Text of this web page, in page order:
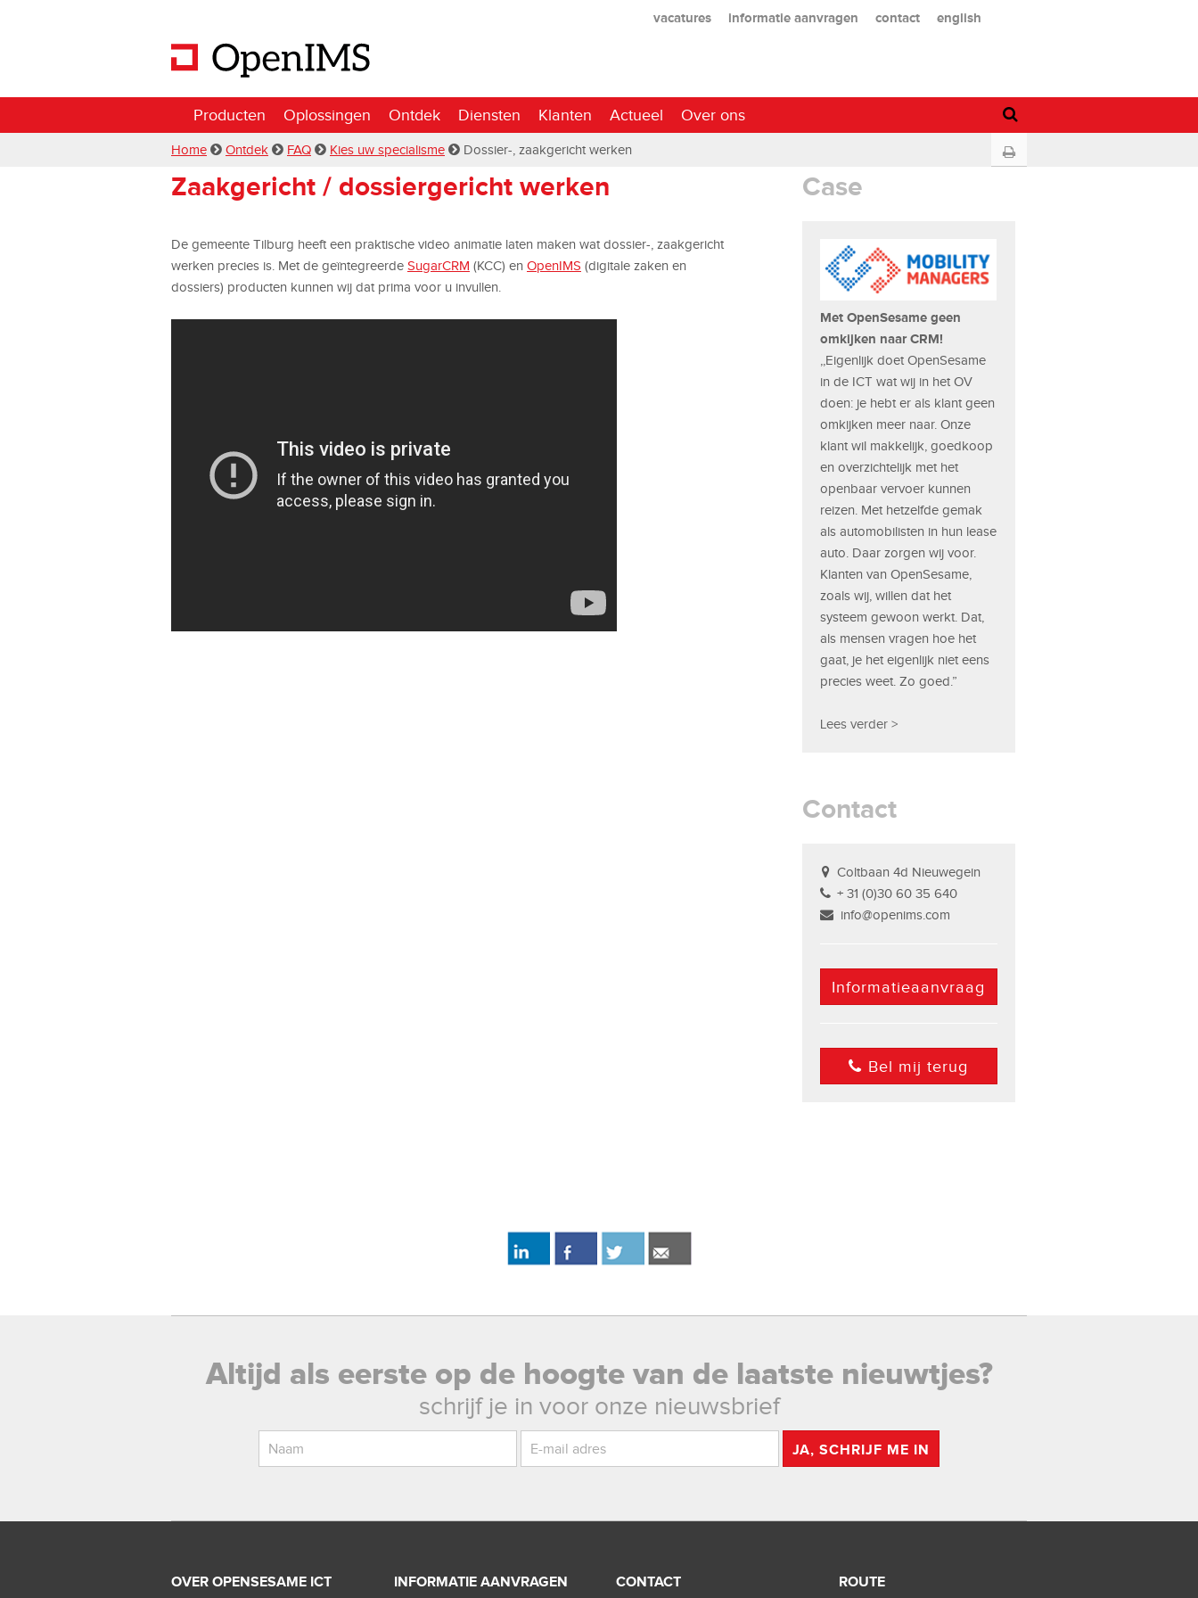
vacatures informatie aanvragen contact english
Producten Oplossingen Ontdek Diensten Klanten Actueel Over ons
Home Ontdek FAQ Kies uw specialisme Dossier-, zaakgericht werken
Zaakgericht / dossiergericht werken
De gemeente Tilburg heeft een praktische video animatie laten maken wat dossier-, zaakgericht
werken precies is. Met de geïntegreerde SugarCRM (KCC) en OpenIMS (digitale zaken en
dossiers) producten kunnen wij dat prima voor u invullen.
Case
Met OpenSesame geen
omkijken naar CRM!
,,Eigenlijk doet OpenSesame
in de ICT wat wij in het OV
doen: je hebt er als klant geen
omkijken meer naar. Onze
klant wil makkelijk, goedkoop
en overzichtelijk met het
openbaar vervoer kunnen
reizen. Met hetzelfde gemak
als automobilisten in hun lease
auto. Daar zorgen wij voor.
Klanten van OpenSesame,
zoals wij, willen dat het
systeem gewoon werkt. Dat,
als mensen vragen hoe het
gaat, je het eigenlijk niet eens
precies weet. Zo goed.”
Lees verder >
Contact
Coltbaan 4d Nieuwegein
+ 31 (0)30 60 35 640
info@openims.com
Informatieaanvraag
Bel mij terug
Altijd als eerste op de hoogte van de laatste nieuwtjes?
schrijf je in voor onze nieuwsbrief
JA, SCHRIJF ME IN
OVER OPENSESAME ICT INFORMATIE AANVRAGEN CONTACT ROUTE